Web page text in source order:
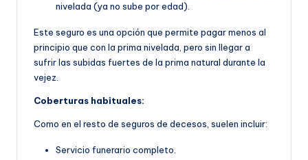
nivelada (ya no sube por edad).
Este seguro es una opción que permite pagar menos al
principio que con la prima nivelada, pero sin llegar a
sufrir las subidas fuertes de la prima natural durante la
vejez.
Coberturas habituales:
Como en el resto de seguros de decesos, suelen incluir:
Servicio funerario completo.